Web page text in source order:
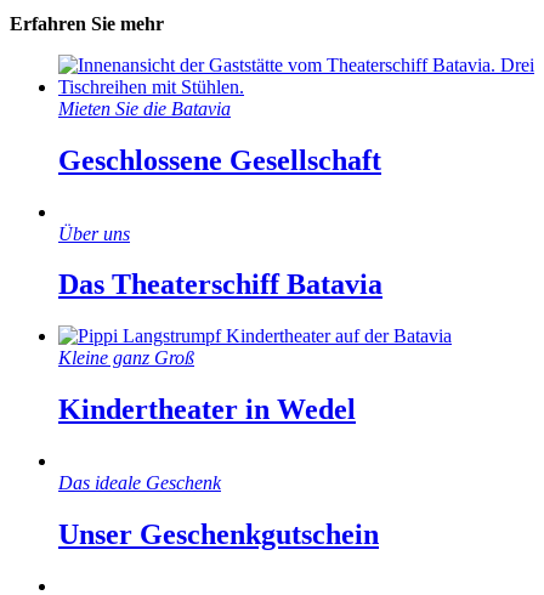
Erfahren Sie mehr
Mieten Sie die Batavia
Geschlossene Gesellschaft
Über uns
Das Theaterschiff Batavia
Kleine ganz Groß
Kindertheater in Wedel
Das ideale Geschenk
Unser Geschenkgutschein